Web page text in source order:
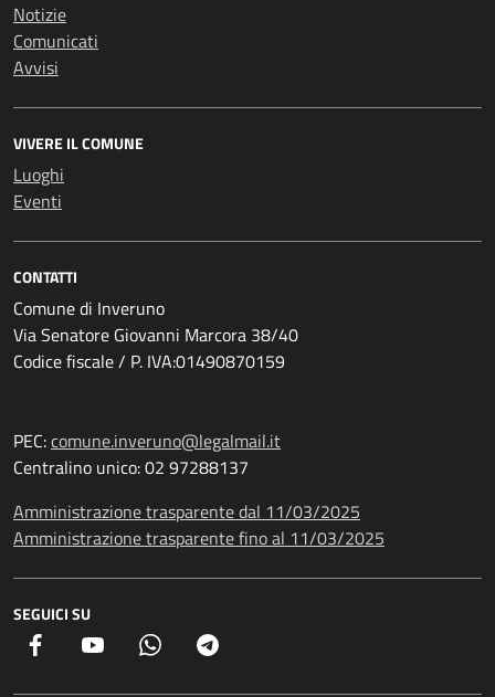
Notizie
Comunicati
Avvisi
VIVERE IL COMUNE
Luoghi
Eventi
CONTATTI
Comune di Inveruno
Via Senatore Giovanni Marcora 38/40
Codice fiscale / P. IVA:01490870159
PEC:comune.inveruno@legalmail.it
Centralino unico: 02 97288137
Amministrazione trasparente dal 11/03/2025
Amministrazione trasparente fino al 11/03/2025
SEGUICI SU
Facebook YouTube Whatsapp